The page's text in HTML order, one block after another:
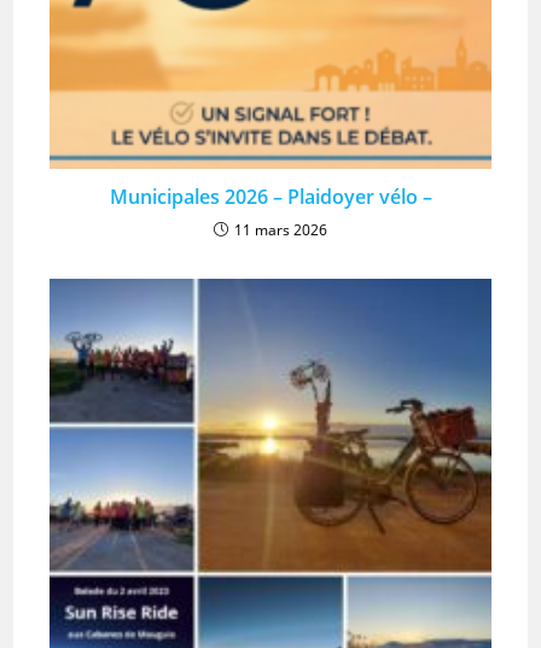
Municipales 2026 – Plaidoyer vélo –
11 mars 2026